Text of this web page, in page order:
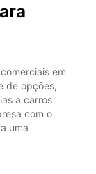
em
de opções,
a carros
com o
uma